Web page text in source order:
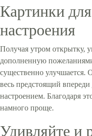
Картинки
настроения
Получая утром открытку,
дополненную
существенно улучшается.
весь предстоящий
настроением. Благодаря
намного проще.
Удивляйте и